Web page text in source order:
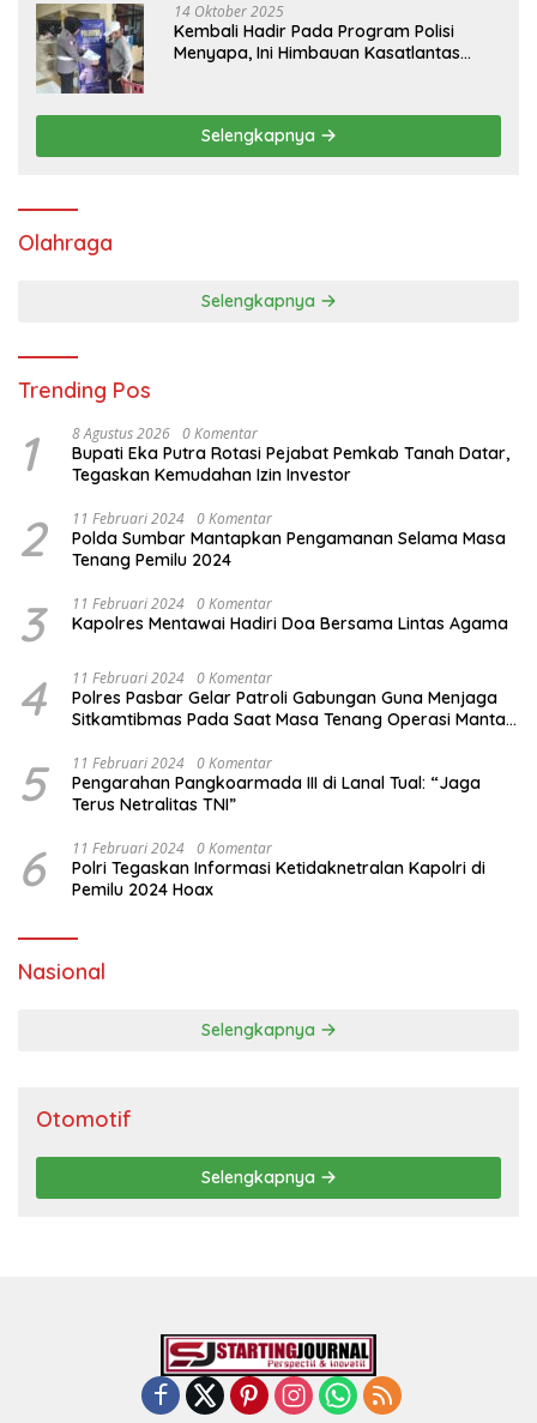
14 Oktober 2025
Kembali Hadir Pada Program Polisi
Menyapa, Ini Himbauan Kasatlantas
Selengkapnya
Olahraga
Selengkapnya
Trending Pos
1 8 Agustus 2026 0 Komentar
Bupati Eka Putra Rotasi Pejabat Pemkab Tanah Datar,
Tegaskan Kemudahan Izin Investor
2 11 Februari 2024 0 Komentar
Polda Sumbar Mantapkan Pengamanan Selama Masa
Tenang Pemilu 2024
3 11 Februari 2024 0 Komentar
Kapolres Mentawai Hadiri Doa Bersama Lintas Agama
4 11 Februari 2024 0 Komentar
Polres Pasbar Gelar Patroli Gabungan Guna Menjaga
Sitkamtibmas Pada Saat Masa Tenang Operasi Mantap
5 11 Februari 2024 0 Komentar
Pengarahan Pangkoarmada III di Lanal Tual: “Jaga
Terus Netralitas TNI”
6 11 Februari 2024 0 Komentar
Polri Tegaskan Informasi Ketidaknetralan Kapolri di
Pemilu 2024 Hoax
Nasional
Selengkapnya
Otomotif
Selengkapnya